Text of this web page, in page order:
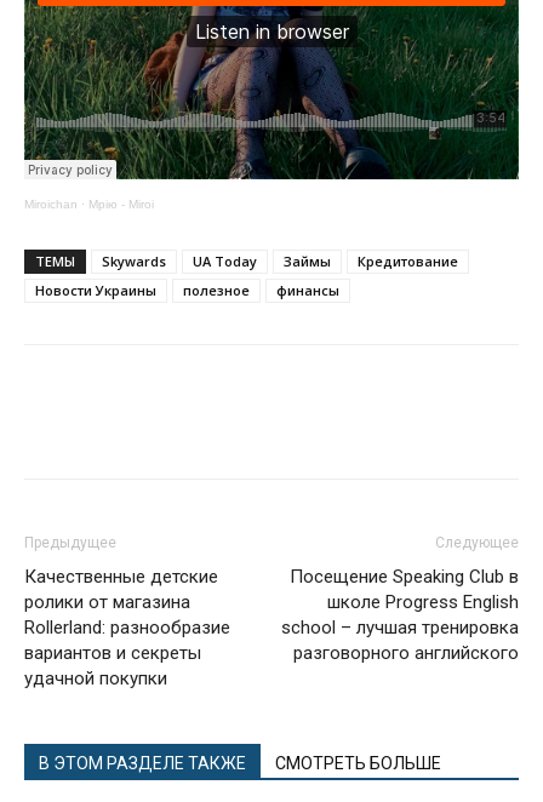
Miroichan · Мрію - Miroi
ТЕМЫ Skywards UA Today Займы
Кредитование
Новости Украины
полезное финансы
Предыдущее
Качественные детские
ролики от магазина
Rollerland: разнообразие
вариантов и секреты
удачной покупки
Следующее
Посещение Speaking Club в
школе Progress English
school – лучшая тренировка
разговорного английского
В ЭТОМ РАЗДЕЛЕ ТАКЖЕ СМОТРЕТЬ БОЛЬШЕ